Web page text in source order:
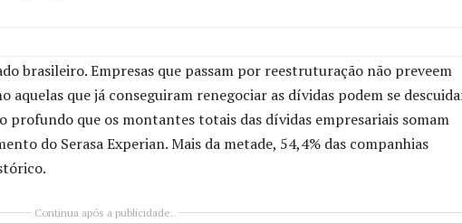
brasileiro. Empresas que passam por reestruturação não preveem
aquelas que já conseguiram renegociar as dívidas podem se
profundo que os montantes totais das dívidas empresariais somam
do Serasa Experian. Mais da metade, 54,4% das companhias
Continua após a publicidade..